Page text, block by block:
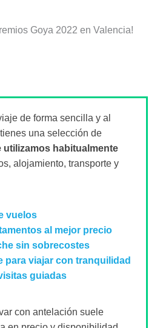
Goya 2022 en Valencia!
de forma sencilla y al
una selección de
utilizamos habitualmente
alojamiento, transporte y
vuelos
al mejor precio
sin sobrecostes
para viajar con tranquilidad
guiadas
con antelación suele